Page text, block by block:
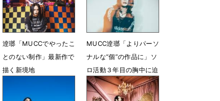
9月10日 13時00分
逹瑯「MUCCでやったこ
とのない制作」最新作で
描く新境地
MUCC逹瑯「よりパーソ
ナルな“個”の作品に」ソ
ロ活動３年目の胸中に迫
る
4月3日 12時00分